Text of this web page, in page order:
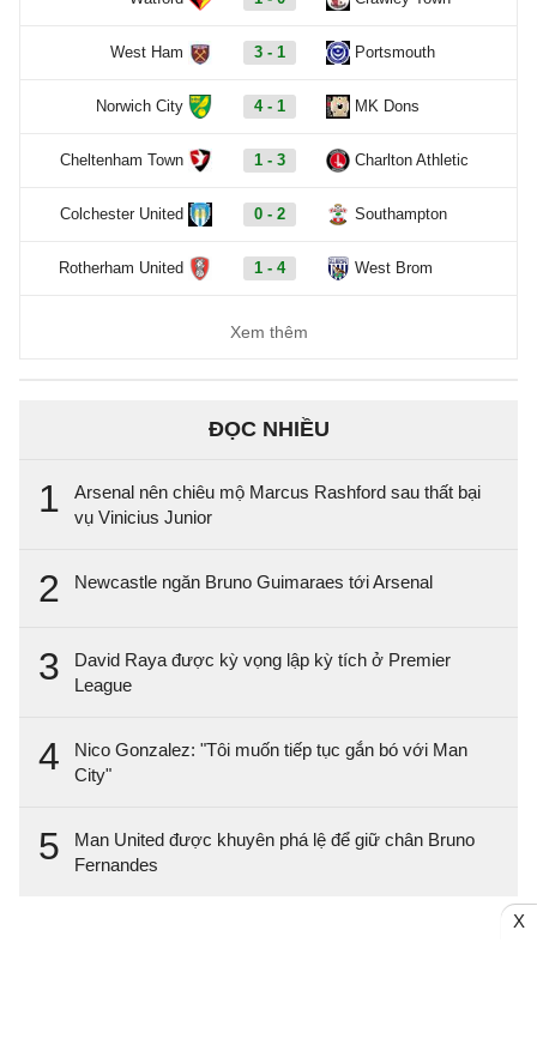
West Ham 3 - 1 Portsmouth
Norwich City 4 - 1 MK Dons
Cheltenham Town 1 - 3 Charlton Athletic
Colchester United 0 - 2 Southampton
Rotherham United 1 - 4 West Brom
Xem thêm
ĐỌC NHIỀU
1
Arsenal nên chiêu mộ Marcus Rashford sau thất bại
vụ Vinicius Junior
2 Newcastle ngăn Bruno Guimaraes tới Arsenal
3
David Raya được kỳ vọng lập kỳ tích ở Premier
League
4
Nico Gonzalez: "Tôi muốn tiếp tục gắn bó với Man
City"
5
Man United được khuyên phá lệ để giữ chân Bruno
Fernandes
X